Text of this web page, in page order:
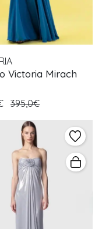
Victoria Mirach
395,0€